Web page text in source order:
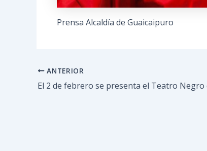
Prensa Alcaldía de Guaicaipuro
ANTERIOR